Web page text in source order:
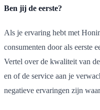
Ben jij de eerste?
Als je ervaring hebt met
consumenten door als eerste
Vertel over de kwaliteit van
en of de service aan je
negatieve ervaringen zijn